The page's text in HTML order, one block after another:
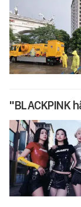
"BLACKPINK